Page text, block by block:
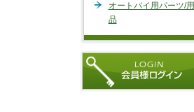
オートバイ用パーツ/用
品